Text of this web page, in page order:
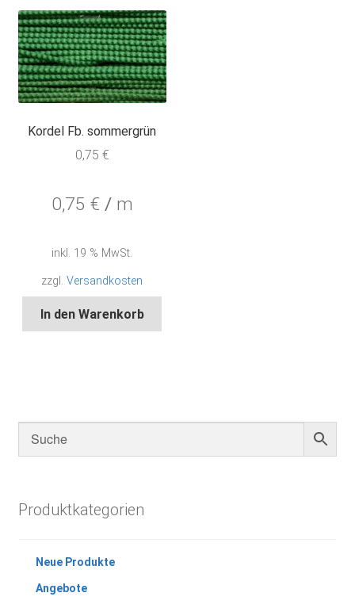
Kordel Fb. sommergrün
0,75 €
0,75 € / m
inkl. 19 % MwSt.
zzgl.Versandkosten
In den Warenkorb
Produktkategorien
Neue Produkte
Angebote